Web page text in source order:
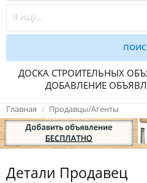
ДОСКА СТРОИТЕЛЬНЫХ
ДОБАВЛЕНИЕ
Главная Продавцы/Агенты
Детали Продавец